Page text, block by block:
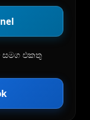
සමග එකතු